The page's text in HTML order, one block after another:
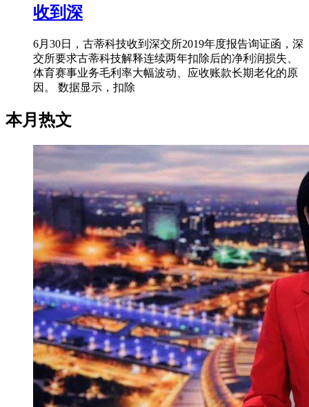
收到深
6月30日，古蒂科技收到深交所2019年度报告询证函，深
交所要求古蒂科技解释连续两年扣除后的净利润损失、
体育赛事业务毛利率大幅波动、应收账款长期老化的原
因。 数据显示，扣除
本月热文